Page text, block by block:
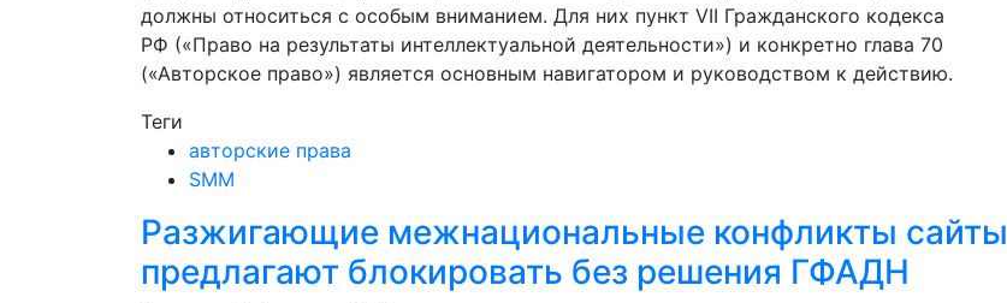
должны относиться с особым вниманием. Для них пункт VII Гражданского кодекса
РФ («Право на результаты интеллектуальной деятельности») и конкретно глава 70
(«Авторское право») является основным навигатором и руководством к действию.
Теги
авторские права
SMM
Разжигающие межнациональные конфликты сайты
предлагают блокировать без решения ГФАДН